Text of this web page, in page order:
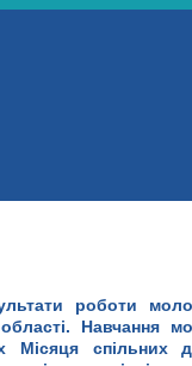
роботи
Навчання
Місяця спільних